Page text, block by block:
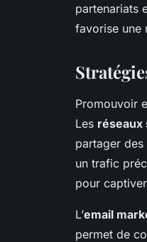
partenariats
favorise une
Promouvoir
Les réseaux
partager des
un trafic
pour
L’email
permet de